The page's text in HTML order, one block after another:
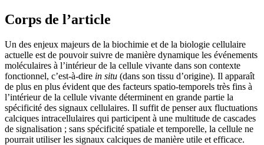
Corps de l’article
Un des enjeux majeurs de la biochimie et de la biologie cellulaire
actuelle est de pouvoir suivre de manière dynamique les événements
moléculaires à l’intérieur de la cellule vivante dans son contexte
fonctionnel, c’est-à-dire in situ (dans son tissu d’origine). Il apparaît
de plus en plus évident que des facteurs spatio-temporels très fins à
l’intérieur de la cellule vivante déterminent en grande partie la
spécificité des signaux cellulaires. Il suffit de penser aux fluctuations
calciques intracellulaires qui participent à une multitude de cascades
de signalisation ; sans spécificité spatiale et temporelle, la cellule ne
pourrait utiliser les signaux calciques de manière utile et efficace.